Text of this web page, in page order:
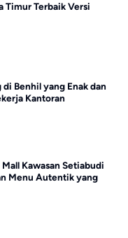
Timur Terbaik Versi
Benhil yang Enak dan
Kantoran
Kawasan Setiabudi
Menu Autentik yang